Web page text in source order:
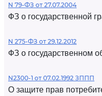
N 79-ФЗ от 27.07.2004
ФЗ о государственной
N 275-ФЗ от 29.12.2012
ФЗ о государственном
N2300-1 от 07.02.1992 ЗППП
О защите прав